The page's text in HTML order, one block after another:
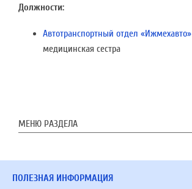
Должности:
Автотранспортный отдел «Ижмехавто»
медицинская сестра
МЕНЮ РАЗДЕЛА
ПОЛЕЗНАЯ ИНФОРМАЦИЯ